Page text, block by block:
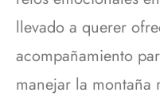
llevado a querer
acompañamiento
manejar la montaña